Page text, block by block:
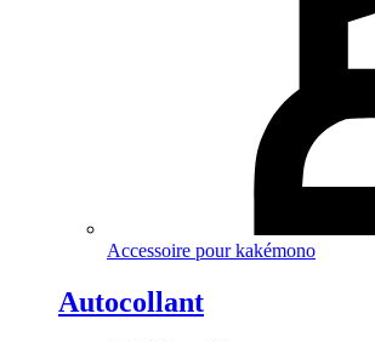
Accessoire pour kakémono
Autocollant